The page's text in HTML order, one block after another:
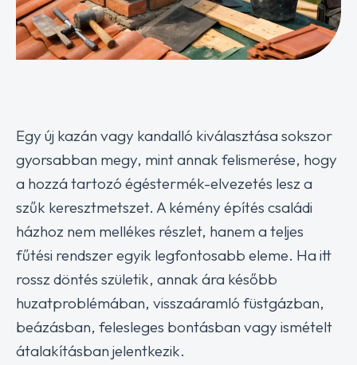
Egy új kazán vagy kandalló kiválasztása sokszor
gyorsabban megy, mint annak felismerése, hogy
a hozzá tartozó égéstermék-elvezetés lesz a
szűk keresztmetszet. A kémény építés családi
házhoz nem mellékes részlet, hanem a teljes
fűtési rendszer egyik legfontosabb eleme. Ha itt
rossz döntés születik, annak ára később
huzatproblémában, visszaáramló füstgázban,
beázásban, felesleges bontásban vagy ismételt
átalakításban jelentkezik.